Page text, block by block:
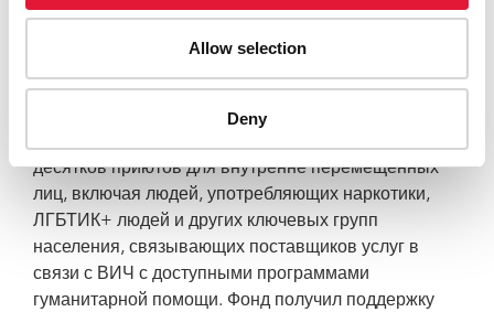
Allow selection
Deny
Чрезвычайный фонд ЮНЭЙДС позволил
оказывать прямую гуманитарную помощь и
адресную поддержку наиболее уязвимым слоям
десятков приютов для внутренне перемещенных
лиц, включая людей, употребляющих наркотики,
ЛГБТИК+ людей и других ключевых групп
населения, связывающих поставщиков услуг в
связи с ВИЧ с доступными программами
гуманитарной помощи. Фонд получил поддержку